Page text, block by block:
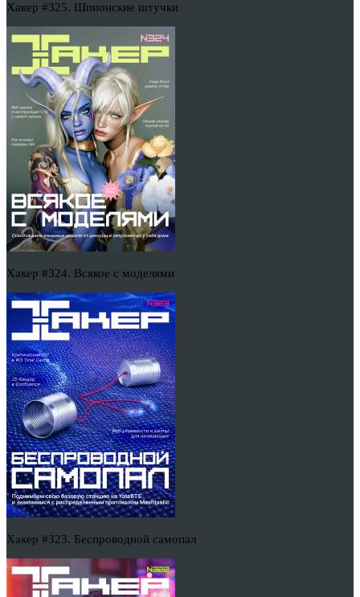
Хакер #325. Шпионские штучки
Хакер #324. Всякое с моделями
Хакер #323. Беспроводной самопал